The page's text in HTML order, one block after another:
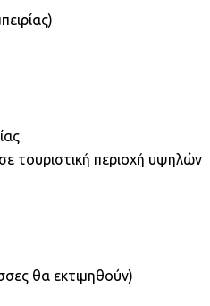
τουριστική περιοχή υψηλών
θα εκτιμηθούν)